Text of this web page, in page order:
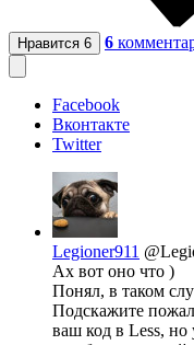
Нравится 6 6
Facebook
Вконтакте
Twitter
Legioner911
Ах вот оно что )
Понял, в таком
Подскажите
ваш код в Less, но